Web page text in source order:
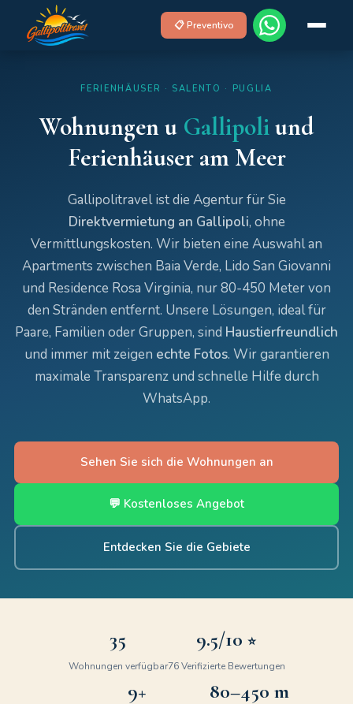
📋 Preventivo
FERIENHÄUSER · SALENTO · PUGLIA
Wohnungen u Gallipoliund
Ferienhäuser am Meer
Gallipolitravel ist die Agentur für Sie
Direktvermietung an Gallipoli, ohne
Vermittlungskosten. Wir bieten eine Auswahl an
Apartments zwischen Baia Verde, Lido San Giovanni
und Residence Rosa Virginia, nur 80-450 Meter von
den Stränden entfernt. Unsere Lösungen, ideal für
Paare, Familien oder Gruppen, sind Haustierfreundlich
und immer mit zeigen echte Fotos. Wir garantieren
maximale Transparenz und schnelle Hilfe durch
WhatsApp.
Sehen Sie sich die Wohnungen an
💬 Kostenloses Angebot
Entdecken Sie die Gebiete
35
Wohnungen verfügbar
9.5/10 ⭐
76Verifizierte Bewertungen
9+ 80–450 m